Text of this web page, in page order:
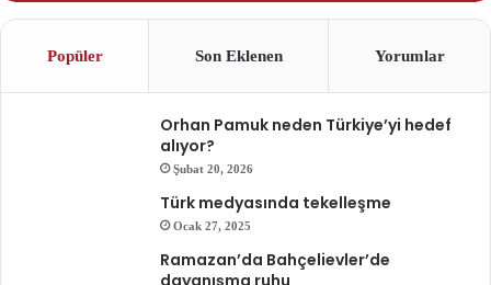
Popüler Son Eklenen Yorumlar
Orhan Pamuk neden Türkiye’yi hedef
alıyor?
Şubat 20, 2026
Türk medyasında tekelleşme
Ocak 27, 2025
Ramazan’da Bahçelievler’de
dayanışma ruhu